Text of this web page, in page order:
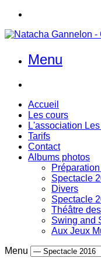
Menu
Accueil
Les cours
L'association
Tarifs
Contact
Albums photos
Spectacle
Divers
Spectacle
Théâtre
Swing and
Aux Jeux
Menu